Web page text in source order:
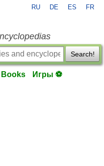
RU DE ES FR
Search!
Books Игры ⚽